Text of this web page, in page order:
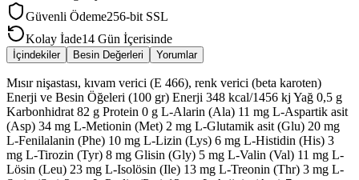
Güvenli Ödeme256-bit SSL
Kolay İade14 Gün İçerisinde
İçindekiler Besin Değerleri Yorumlar
Mısır nişastası, kıvam verici (E 466), renk verici (beta karoten)
Enerji ve Besin Öğeleri (100 gr) Enerji 348 kcal/1456 kj Yağ 0,5 g
Karbonhidrat 82 g Protein 0 g L-Alarin (Ala) 11 mg L-Aspartik asit
(Asp) 34 mg L-Metionin (Met) 2 mg L-Glutamik asit (Glu) 20 mg
L-Fenilalanin (Phe) 10 mg L-Lizin (Lys) 6 mg L-Histidin (His) 3
mg L-Tirozin (Tyr) 8 mg Glisin (Gly) 5 mg L-Valin (Val) 11 mg L-
Lösin (Leu) 23 mg L-Isolösin (Ile) 13 mg L-Treonin (Thr) 3 mg L-